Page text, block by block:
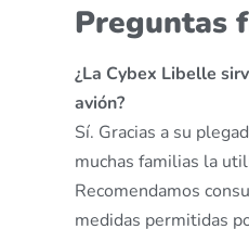
Preguntas
¿La Cybex Libelle
avión?
Sí. Gracias a su
muchas familias la
Recomendamos
medidas permitidas